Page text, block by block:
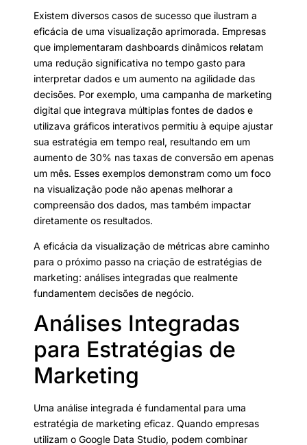
Existem diversos casos de sucesso que ilustram a
eficácia de uma visualização aprimorada. Empresas
que implementaram dashboards dinâmicos relatam
uma redução significativa no tempo gasto para
interpretar dados e um aumento na agilidade das
decisões. Por exemplo, uma campanha de marketing
digital que integrava múltiplas fontes de dados e
utilizava gráficos interativos permitiu à equipe ajustar
sua estratégia em tempo real, resultando em um
aumento de 30% nas taxas de conversão em apenas
um mês. Esses exemplos demonstram como um foco
na visualização pode não apenas melhorar a
compreensão dos dados, mas também impactar
diretamente os resultados.
A eficácia da visualização de métricas abre caminho
para o próximo passo na criação de estratégias de
marketing: análises integradas que realmente
fundamentem decisões de negócio.
Análises Integradas
para Estratégias de
Marketing
Uma análise integrada é fundamental para uma
estratégia de marketing eficaz. Quando empresas
utilizam o Google Data Studio, podem combinar